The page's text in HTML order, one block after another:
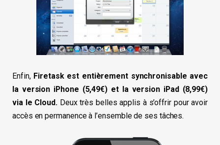
Enfin, Firetask est entièrement synchronisable avec
la version iPhone (5,49€) et la version iPad (8,99€)
via le Cloud.Deux très belles applis à s’offrir pour avoir
accès en permanence à l’ensemble de ses tâches.